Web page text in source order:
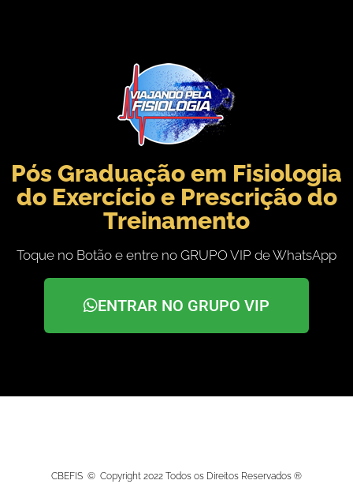
Pós Graduação em Fisiologia
do Exercício e Prescrição do
Treinamento
Toque no Botão e entre no GRUPO VIP de WhatsApp
ENTRAR NO GRUPO VIP
CBEFIS © Copyright 2022 Todos os Direitos Reservados ®